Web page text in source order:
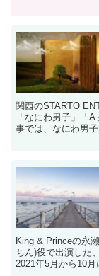
関西のSTARTO
「なにわ男子」「
事では、なにわ男
King & Princeの永
ちん)役で出演した
2021年5月から10